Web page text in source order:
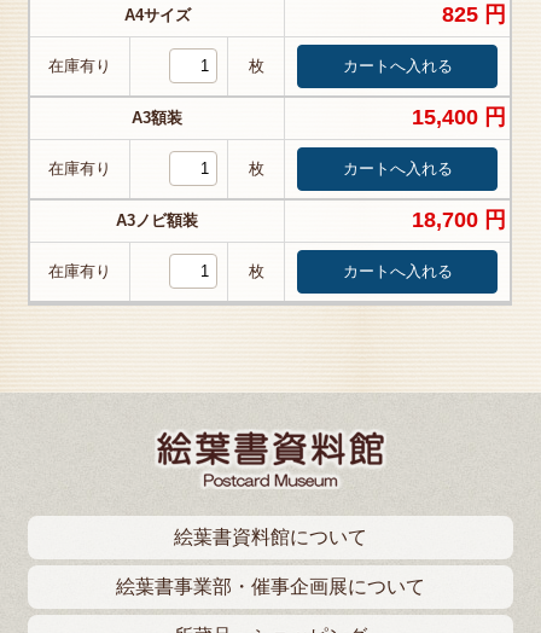
A4サイズ 825 円
在庫有り 枚
A3額装 15,400 円
在庫有り 枚
A3ノビ額装 18,700 円
在庫有り 枚
絵葉書資料館について
絵葉書事業部・催事企画展について